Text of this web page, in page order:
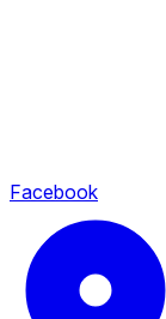
Facebook